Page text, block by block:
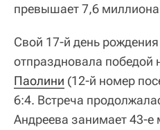
превышает 7,6
Свой 17-й день
отпраздновала победой
Паолини (12-й номер
6:4. Встреча
Андреева занимает 43-е